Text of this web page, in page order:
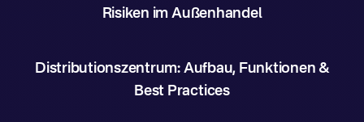
Risiken im Außenhandel
Distributionszentrum: Aufbau, Funktionen &
Best Practices